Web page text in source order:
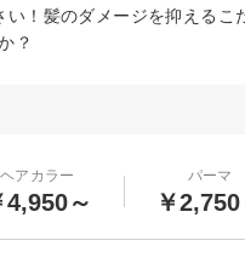
！髪のダメージを抑えるこ
？
ヘアカラー
4,950～
パーマ
￥2,750